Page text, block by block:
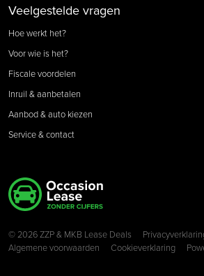
Veelgestelde vragen
Hoe werkt het?
Voor wie is het?
Fiscale voordelen
Inruil & aanbetalen
Aanbod & auto kiezen
Service & contact
Copyright navigation
© 2026 ZZP & MKB Lease Deals
Algemene voorwaarden
Cookieverklaring